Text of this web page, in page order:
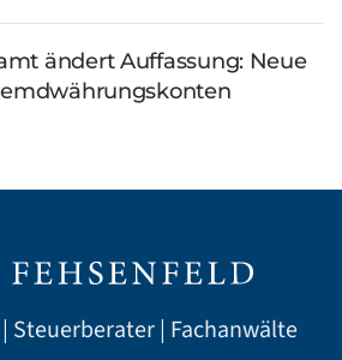
ändert Auffassung: Neue
Steuerberater | Fachanwälte